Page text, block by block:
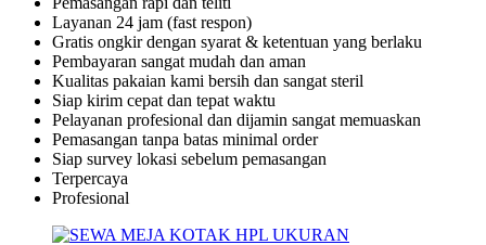
Layanan 24 jam (fast respon)
Gratis ongkir dengan syarat & ketentuan yang berlaku
Pembayaran sangat mudah dan aman
Kualitas pakaian kami bersih dan sangat steril
Siap kirim cepat dan tepat waktu
Pelayanan profesional dan dijamin sangat memuaskan
Pemasangan tanpa batas minimal order
Siap survey lokasi sebelum pemasangan
Terpercaya
Profesional